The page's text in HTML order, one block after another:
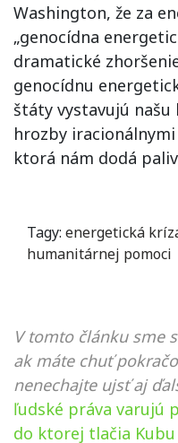
Washington, že za
„genocídna
dramatické
genocídnu
štáty vystavujú
hrozby
ktorá nám dodá
Tagy: energetická
humanitárnej pomoci
V tomto článku sme
ak máte chuť
nenechajte ujsť aj
ľudské práva varujú
do ktorej tlačia